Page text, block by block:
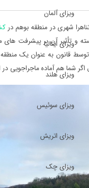
ویزای آلمان
ویزای ایتالیا
ویزای هلند
ویزای سوئیس
ویزای اتریش
ویزای چک
شهری در منطقه بوهم در
برجسته و تأثیر آن بر
1961 مرکز شهر هم توسط قانون
شما هم آماده ماجراجویی در